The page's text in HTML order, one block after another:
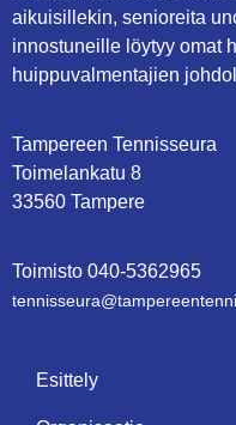
aikuisillekin, senioreita
innostuneille löytyy omat
huippuvalmentajien
Tampereen Tennisseura
Toimelankatu 8
33560 Tampere
Toimisto 040-5362965
Esittely